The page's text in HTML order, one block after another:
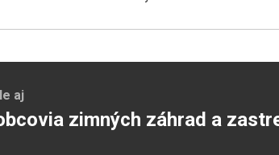
aj
zimných záhrad a